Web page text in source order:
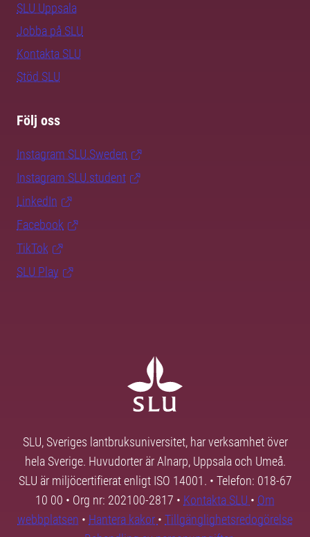
SLU Uppsala
Jobba på SLU
Kontakta SLU
Stöd SLU
Följ oss
Instagram SLU.Sweden
Instagram SLU.student
LinkedIn
Facebook
TikTok
SLU Play
SLU, Sveriges lantbruksuniversitet, har verksamhet över
hela Sverige. Huvudorter är Alnarp, Uppsala och Umeå.
SLU är miljöcertifierat enligt ISO 14001. • Telefon: 018-67
10 00 • Org nr: 202100-2817 • Kontakta SLU • Om
webbplatsen • Hantera kakor • Tillgänglighetsredogörelse